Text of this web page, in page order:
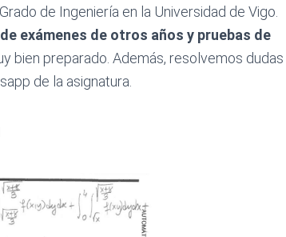
de Ingeniería en la Universidad de Vigo.
exámenes de otros años y pruebas de
bien preparado. Además, resolvemos dudas
de la asignatura.